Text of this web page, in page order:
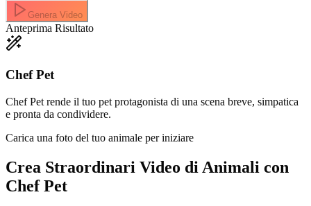
Genera Video
Anteprima Risultato
Chef Pet
Chef Pet rende il tuo pet protagonista di una scena breve, simpatica
e pronta da condividere.
Carica una foto del tuo animale per iniziare
Crea Straordinari Video di Animali con
Chef Pet